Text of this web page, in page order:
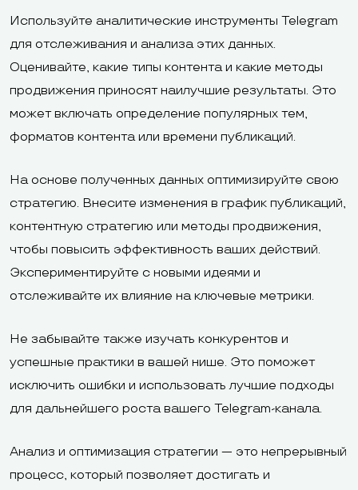
Используйте аналитические инструменты Telegram
для отслеживания и анализа этих данных.
Оценивайте, какие типы контента и какие методы
продвижения приносят наилучшие результаты. Это
может включать определение популярных тем,
форматов контента или времени публикаций.
На основе полученных данных оптимизируйте свою
стратегию. Внесите изменения в график публикаций,
контентную стратегию или методы продвижения,
чтобы повысить эффективность ваших действий.
Экспериментируйте с новыми идеями и
отслеживайте их влияние на ключевые метрики.
Не забывайте также изучать конкурентов и
успешные практики в вашей нише. Это поможет
исключить ошибки и использовать лучшие подходы
для дальнейшего роста вашего Telegram-канала.
Анализ и оптимизация стратегии — это непрерывный
процесс, который позволяет достигать и